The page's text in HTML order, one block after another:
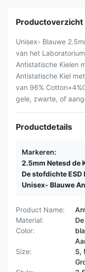
Productoverzicht
Unisex- Blauwe
van het
Antistatische Kielen
Antistatische Kiel
van 96%
gele, zwarte, of
Productdetails
Markeren:
2.5mm Netesd de
De stofdichte
Unisex- Blauwe
Product Name:
Material:
Color:
Size:
S,